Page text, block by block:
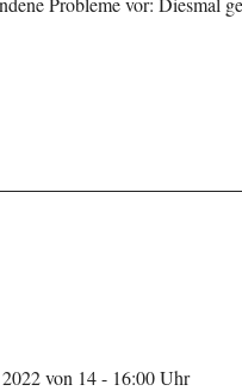
von 14 - 16:00 Uhr